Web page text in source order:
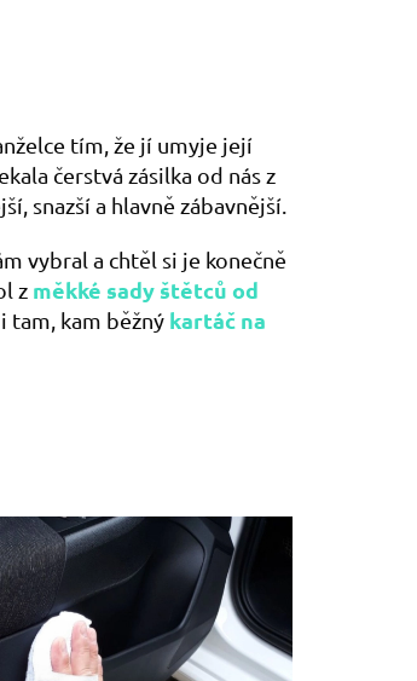
tím, že jí umyje její
čerstvá zásilka od nás z
snazší a hlavně zábavnější.
vybral a chtěl si je konečně
z měkké sady štětců od
tam, kam běžný kartáč na